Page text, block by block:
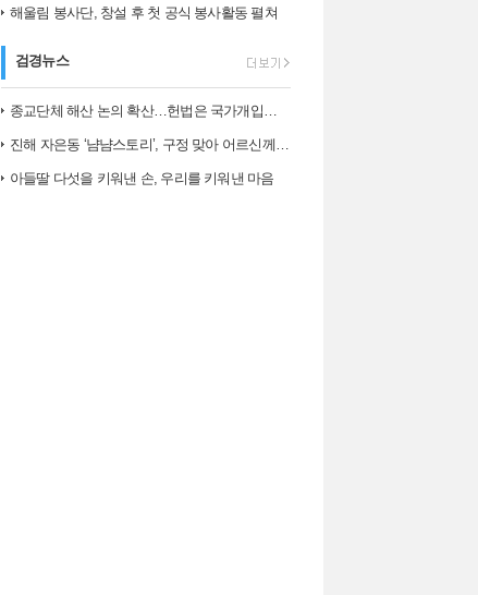
해울림 봉사단, 창설 후 첫 공식 봉사활동 펼쳐
검경뉴스
종교단체 해산 논의 확산…헌법은 국가개입의 한계를 어떻게 보나
진해 자은동 ‘냠냠스토리’, 구정 맞아 어르신께 ‘따뜻한 한 끼, 떡국’…
아들딸 다섯을 키워낸 손, 우리를 키워낸 마음